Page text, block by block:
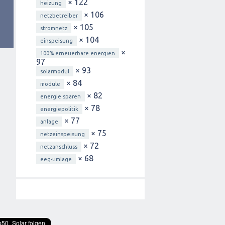
heizung
netzbetreiber × 106
stromnetz × 105
einspeisung × 104
100% erneuerbare energien
×
97
solarmodul × 93
module × 84
energie sparen × 82
energiepolitik × 78
anlage × 77
netzeinspeisung × 75
netzanschluss × 72
eeg-umlage × 68